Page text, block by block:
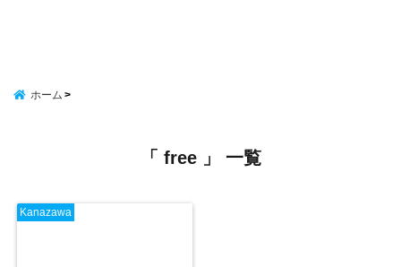
ホーム
「 free 」 一覧
Kanazawa